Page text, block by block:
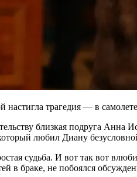
трагедия — в
близкая подруга Анна
любил Диану
судьба. И вот так вот
в браке, не побоялся